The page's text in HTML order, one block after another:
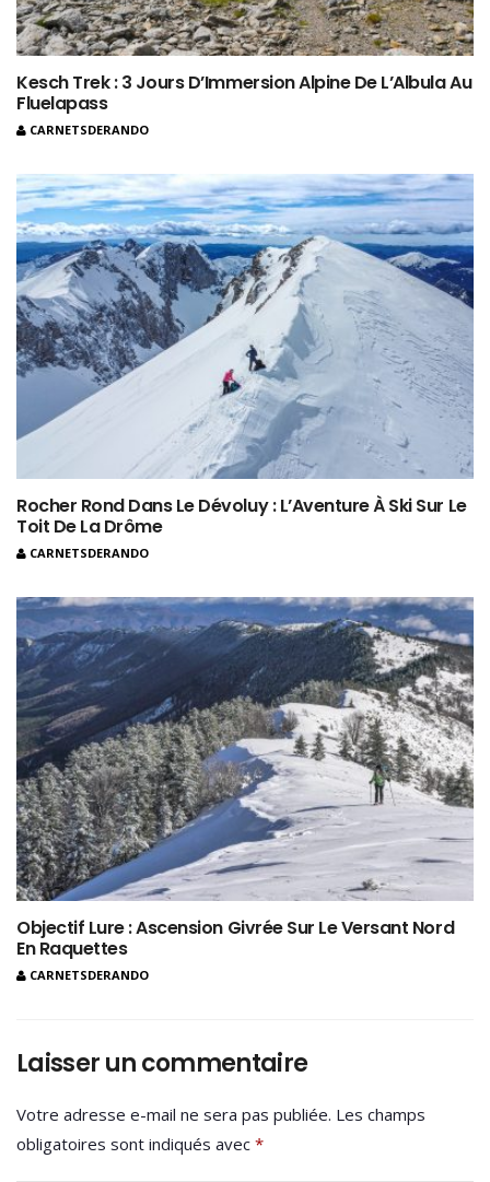
Kesch Trek : 3 Jours D’Immersion Alpine De L’Albula Au
Fluelapass
CARNETSDERANDO
Rocher Rond Dans Le Dévoluy : L’Aventure À Ski Sur Le
Toit De La Drôme
CARNETSDERANDO
Objectif Lure : Ascension Givrée Sur Le Versant Nord
En Raquettes
CARNETSDERANDO
Laisser un commentaire
Votre adresse e-mail ne sera pas publiée. Les champs
obligatoires sont indiqués avec *